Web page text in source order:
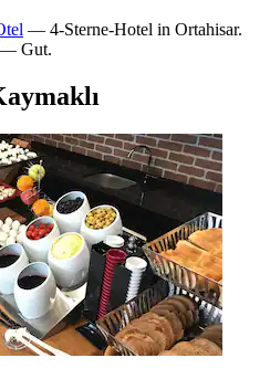
— 4-Sterne-Hotel in Ortahisar.
— Gut.